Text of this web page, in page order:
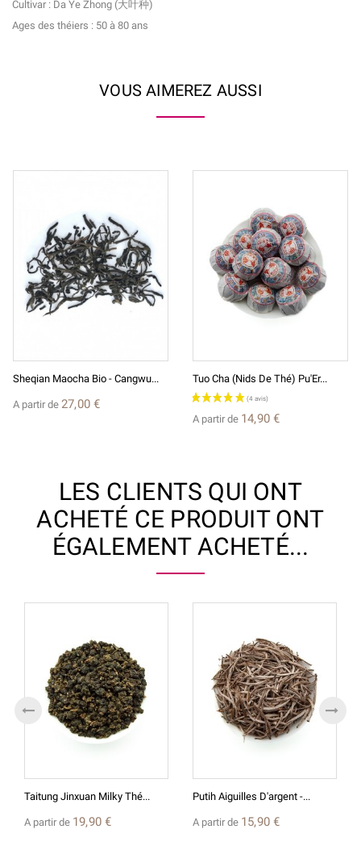
Cultivar : Da Ye Zhong (大叶种)
Ages des théiers : 50 à 80 ans
VOUS AIMEREZ AUSSI
Sheqian Maocha Bio - Cangwu...
A partir de 27,00 €
Tuo Cha (nids De Thé) Pu'Er...
A partir de 14,90 €
LES CLIENTS QUI ONT
ACHETÉ CE PRODUIT ONT
ÉGALEMENT ACHETÉ...
Taitung Jinxuan Milky Thé...
A partir de 19,90 €
Putih Aiguilles D'argent -...
A partir de 15,90 €